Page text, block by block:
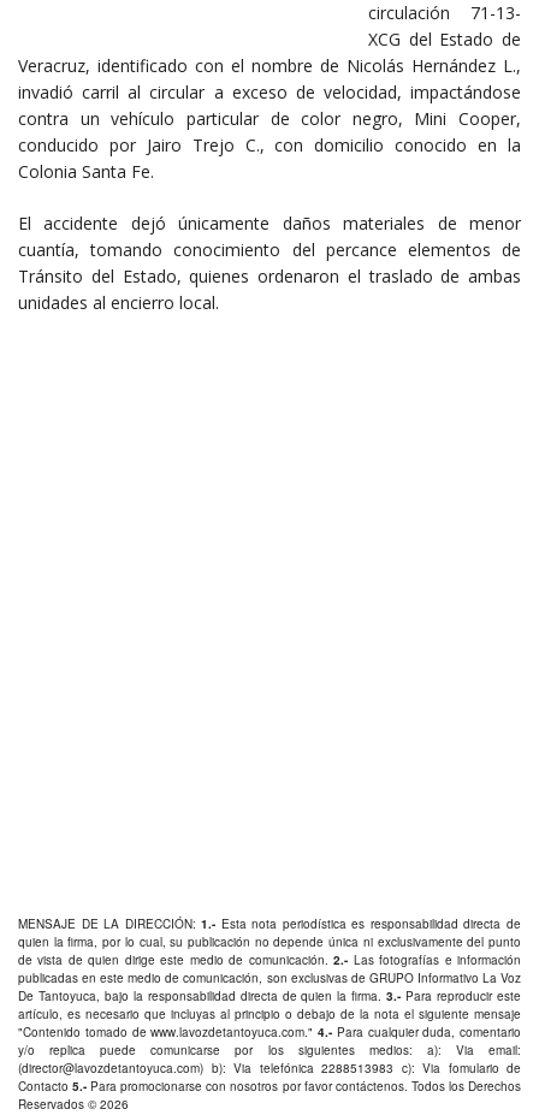
circulación 71-13-
XCG del Estado de
Veracruz, identificado con el nombre de Nicolás Hernández L.,
invadió carril al circular a exceso de velocidad, impactándose
contra un vehículo particular de color negro, Mini Cooper,
conducido por Jairo Trejo C., con domicilio conocido en la
Colonia Santa Fe.
El accidente dejó únicamente daños materiales de menor
cuantía, tomando conocimiento del percance elementos de
Tránsito del Estado, quienes ordenaron el traslado de ambas
unidades al encierro local.
MENSAJE DE LA DIRECCIÓN:1.- Esta nota periodística es responsabilidad directa de
quien la firma, por lo cual, su publicación no depende única ni exclusivamente del punto
de vista de quien dirige este medio de comunicación.2.- Las fotografías e información
publicadas en este medio de comunicación, son exclusivas de GRUPO Informativo La Voz
De Tantoyuca, bajo la responsabilidad directa de quien la firma.3.- Para reproducir este
artículo, es necesario que incluyas al principio o debajo de la nota el siguiente mensaje
"Contenido tomado dewww.lavozdetantoyuca.com." 4.- Para cualquier duda, comentario
y/o replica puede comunicarse por los siguientes medios: a): Via email:
(director@lavozdetantoyuca.com) b): Via telefónica 2288513983 c): Via fomulario de
Contacto 5.- Para promocionarse con nosotros por favorcontáctenos. Todos los Derechos
Reservados © 2026